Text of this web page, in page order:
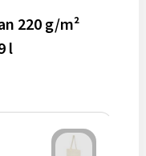
220 g/m²
l